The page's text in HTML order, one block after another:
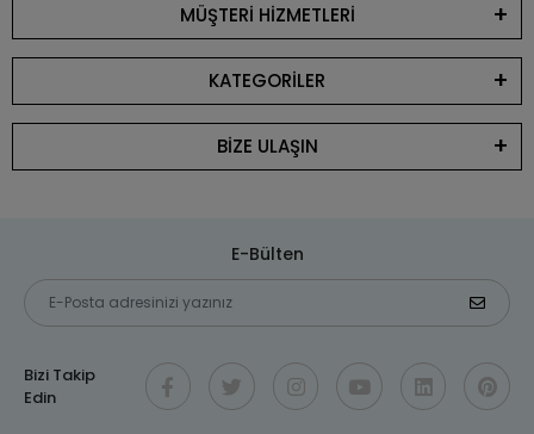
MÜŞTERİ HİZMETLERİ
KATEGORİLER
BİZE ULAŞIN
E-Bülten
Bizi Takip
Edin